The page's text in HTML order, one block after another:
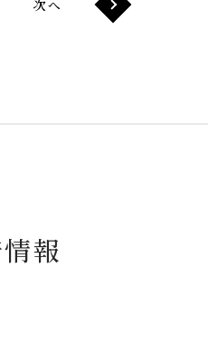
次へ
報